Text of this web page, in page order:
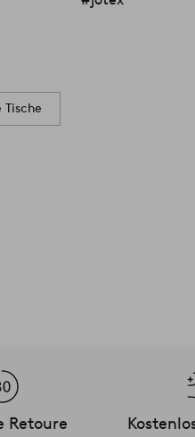
Tische
Retoure